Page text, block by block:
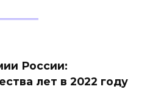
России:
лет в 2022 году